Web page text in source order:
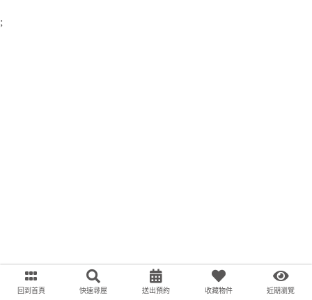
回到首頁 快速尋屋 送出預約 收藏物件 近期瀏覽
;